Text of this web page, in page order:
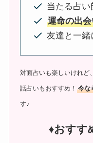
当たる占
運命の出
友達と一緒
対面占いも楽しいけれど
話占いもおすすめ！今な
す♪
♦︎おすす